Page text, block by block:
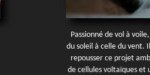
Passionné de vol à
du soleil à celle du vent.
repousser ce projet
de cellules voltaïques et